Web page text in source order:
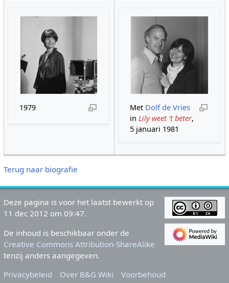
1979 Met Dolf de Vries
inLily weet 't beter,
5 januari 1981
Terug naar biografie
Deze pagina is voor het laatst bewerkt op
11 dec 2012 om 09:47.
De inhoud is beschikbaar onder de
Creative Commons Attribution-ShareAlike
tenzij anders aangegeven.
Privacybeleid
Over B&G Wiki Voorbehoud